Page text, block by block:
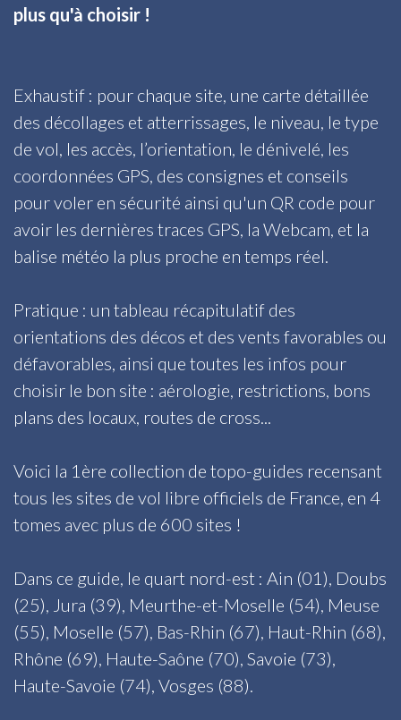
plus qu'à choisir !
Exhaustif : pour chaque site, une carte détaillée
des décollages et atterrissages, le niveau, le type
de vol, les accès, l’orientation, le dénivelé, les
coordonnées GPS, des consignes et conseils
pour voler en sécurité ainsi qu'un QR code pour
avoir les dernières traces GPS, la Webcam, et la
balise météo la plus proche en temps réel.
Pratique : un tableau récapitulatif des
orientations des décos et des vents favorables ou
défavorables, ainsi que toutes les infos pour
choisir le bon site : aérologie, restrictions, bons
plans des locaux, routes de cross...
Voici la 1ère collection de topo-guides recensant
tous les sites de vol libre officiels de France, en 4
tomes avec plus de 600 sites !
Dans ce guide, le quart nord-est : Ain (01), Doubs
(25), Jura (39), Meurthe-et-Moselle (54), Meuse
(55), Moselle (57), Bas-Rhin (67), Haut-Rhin (68),
Rhône (69), Haute-Saône (70), Savoie (73),
Haute-Savoie (74), Vosges (88).